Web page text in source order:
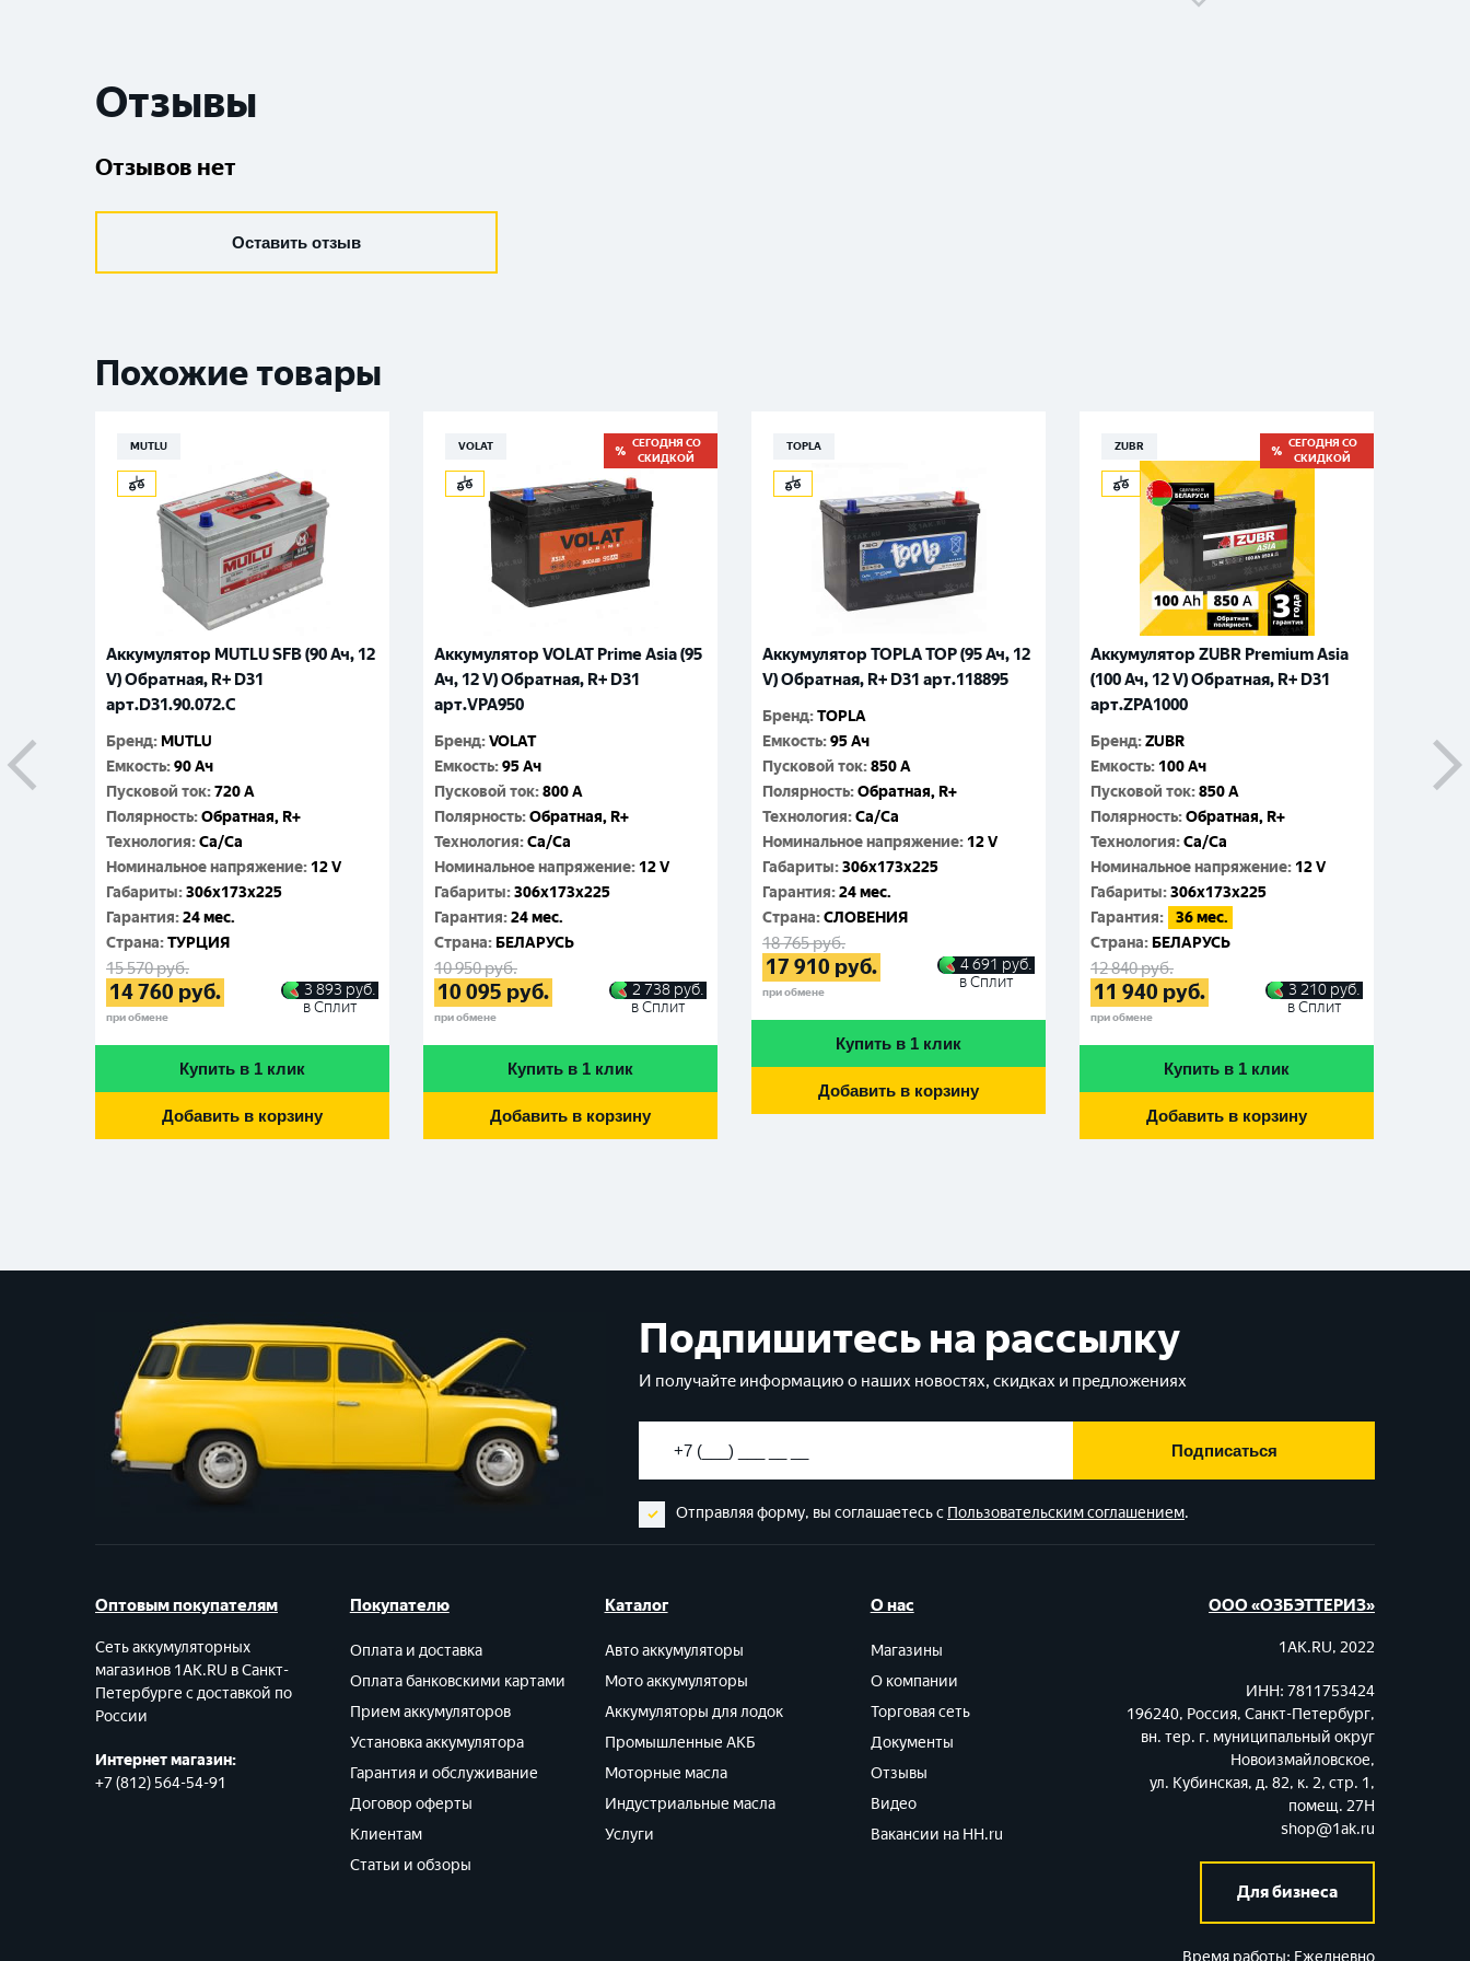
EUROSTART Extra Power 90 Ah в азиатском
корпусе: технические характеристики
аккумуляторной батареи
Как определить дату производства на
аккумуляторе EUROSTART?
корпусе: технические характеристики
аккумуляторной батареи
Отзывы
Отзывов нет
Оставить отзыв
Похожие товары
MUTLU
Аккумулятор MUTLU SFB (90 Ач, 12
V) Обратная, R+ D31
арт.D31.90.072.C
Бренд: MUTLU
Емкость:90 Ач
Пусковой ток:720 A
Полярность:Обратная, R+
Технология:Ca/Ca
Номинальное напряжение: 12 V
Габариты:306x173x225
Гарантия:24 мес.
Cтрана:ТУРЦИЯ
15 570руб.
14 760 руб.
при обмене
3 893 руб.
в Сплит
Купить в 1 клик
Добавить в корзину
VOLAT
СЕГОДНЯ СО
СКИДКОЙ
Аккумулятор VOLAT Prime Asia (95
Ач, 12 V) Обратная, R+ D31
арт.VPA950
Бренд:VOLAT
Емкость:95 Ач
Пусковой ток:800 A
Полярность:Обратная, R+
Технология:Ca/Ca
Номинальное напряжение: 12 V
Габариты:306x173x225
Гарантия:24 мес.
Cтрана: БЕЛАРУСЬ
10 950руб.
10 095 руб.
при обмене
2 738 руб.
в Сплит
Купить в 1 клик
Добавить в корзину
TOPLA
Аккумулятор TOPLA TOP (95 Ач, 12
V) Обратная, R+ D31 арт.118895
Бренд:TOPLA
Емкость:95 Ач
Пусковой ток:850 A
Полярность:Обратная, R+
Технология:Ca/Ca
Номинальное напряжение: 12 V
Габариты:306x173x225
Гарантия:24 мес.
Cтрана:СЛОВЕНИЯ
18 765руб.
17 910 руб.
при обмене
4 691 руб.
в Сплит
Купить в 1 клик
Добавить в корзину
ZUBR
СЕГОДНЯ СО
СКИДКОЙ
Аккумулятор ZUBR Premium Asia
(100 Ач, 12 V) Обратная, R+ D31
арт.ZPA1000
Бренд:ZUBR
Емкость: 100 Ач
Пусковой ток:850 A
Полярность:Обратная, R+
Технология:Ca/Ca
Номинальное напряжение: 12 V
Габариты:306x173x225
Гарантия:
36 мес.
Cтрана: БЕЛАРУСЬ
12 840руб.
11 940 руб.
при обмене
3 210 руб.
в Сплит
Купить в 1 клик
Добавить в корзину
Бренд
Подпишитесь на рассылку
И получайте информацию о наших новостях, скидках и предложениях
Подписаться
Отправляя форму, вы соглашаетесь с Пользовательским соглашением.
Оптовым покупателям
Сеть аккумуляторных
магазинов 1AK.RU в Санкт-
Петербурге с доставкой по
России
Интернет магазин:
+7 (812) 564-54-91
Покупателю
Оплата и доставка
Оплата банковскими картами
Прием аккумуляторов
Установка аккумулятора
Гарантия и обслуживание
Договор оферты
Клиентам
Статьи и обзоры
Каталог
Авто аккумуляторы
Мото аккумуляторы
Аккумуляторы для лодок
Промышленные АКБ
Моторные масла
Индустриальные масла
Услуги
О нас
Магазины
О компании
Торговая сеть
Документы
Отзывы
Видео
Вакансии на HH.ru
ООО «ОЗБЭТТЕРИЗ»
1AK.RU, 2022
ИНН: 7811753424
196240, Россия, Санкт-Петербург,
вн. тер. г. муниципальный округ
Новоизмайловское,
ул. Кубинская, д. 82, к. 2, стр. 1,
помещ. 27Н
shop@1ak.ru
Для бизнеса
Время работы: Ежедневно